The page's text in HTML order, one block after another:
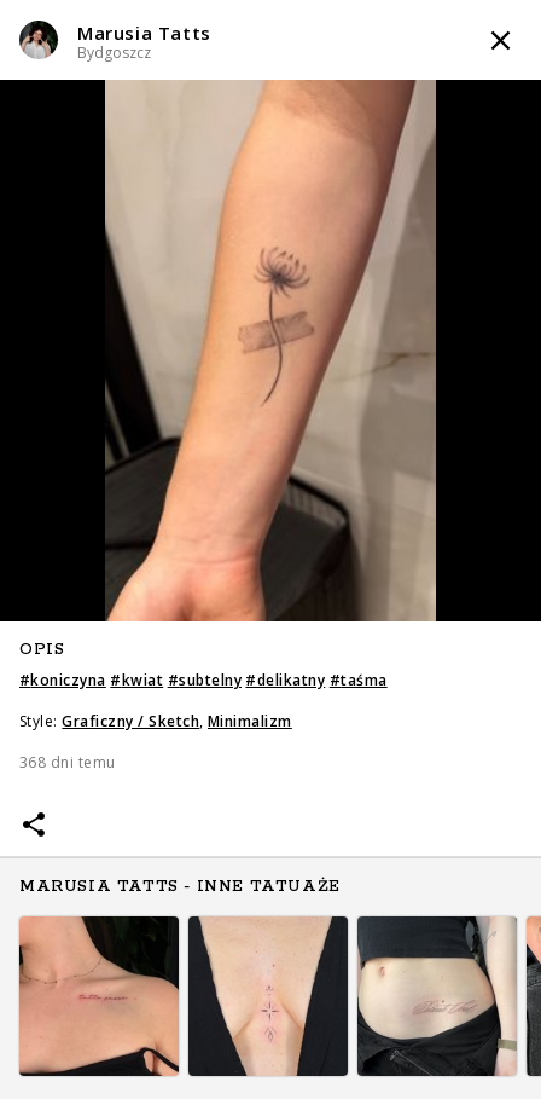
TATTOOARTIST
Marusia Tatts
:
Black & Grey / Dotwork / Graficzny / Sketch / Kaligrafia /
Lettering / Line work / Fineline / Outline / Minimalizm
WIADOMOŚĆ
WZORY TATTOO LIFE
Marusia Tatts
Bydgoszcz
OPIS
#koniczyna #kwiat #subtelny #delikatny #taśma
Style: Graficzny / Sketch, Minimalizm
368 dni temu
MARUSIA TATTS - INNE TATUAŻE